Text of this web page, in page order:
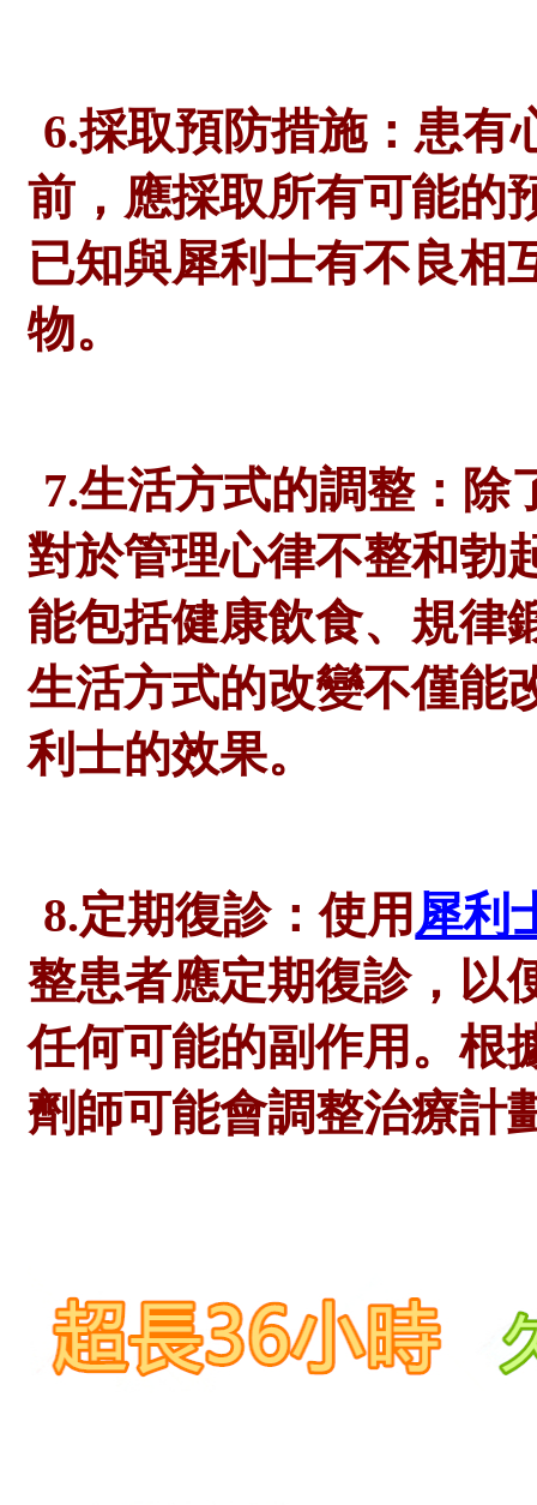
6.採取預防措施：患有
前，應採取所有可能的
已知與犀利士有不良相
物。
7.生活方式的調整：除
對於管理心律不整和勃
能包括健康飲食、規律
生活方式的改變不僅能
利士的效果。
8.定期復診：使用犀利
整患者應定期復診，以
任何可能的副作用。根
劑師可能會調整治療計